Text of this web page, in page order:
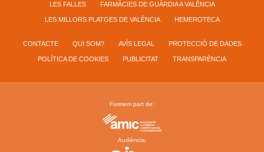
LES FALLES FARMÀCIES DE GUÀRDIA A VALÈNCIA
LES MILLORS PLATGES DE VALÈNCIA HEMEROTECA
CONTACTE QUI SOM? AVÍS LEGAL PROTECCIÓ DE DADES
POLÍTICA DE COOKIES PUBLICITAT TRANSPARÈNCIA
Formem part de:
Audiència: